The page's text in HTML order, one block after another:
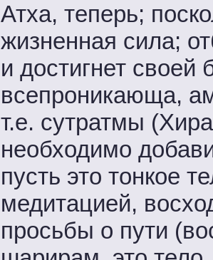
Атха, теперь;
жизненная сила;
и достигнет своей
всепроникающа,
т.е. сутратмы
необходимо
пусть это тонкое
медитацией,
просьбы о пути